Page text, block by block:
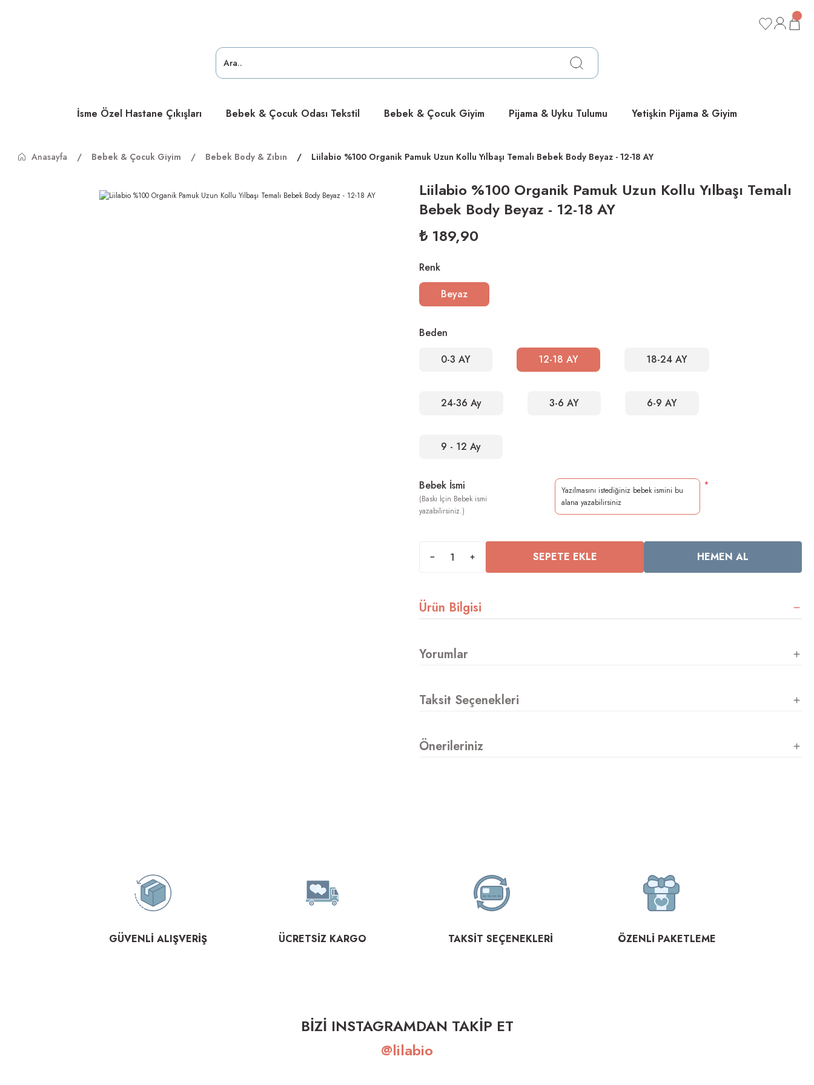
ücretsiz
İsme Özel Hastane Çıkışları Bebek & Çocuk Odası Tekstil Bebek & Çocuk Giyim Pijama & Uyku Tulumu Yetişkin Pijama & Giyim
Anasayfa Bebek & Çocuk Giyim Bebek Body & Zıbın Liilabio %100 Organik Pamuk Uzun Kollu Yılbaşı Temalı Bebek Body Beyaz - 12-18 AY
Liilabio %100 Organik Pamuk Uzun Kollu Yılbaşı Temalı
Bebek Body Beyaz - 12-18 AY
₺ 189,90
Renk
Beyaz
Beden
0-3 AY
12-18 AY 18-24 AY
24-36 Ay 3-6 AY 6-9 AY
9 - 12 Ay
Bebek İsmi *
SEPETE EKLE HEMEN AL
Ürün Bilgisi
Yorumlar
Taksit Seçenekleri
Önerileriniz
GÜVENLİ ALIŞVERİŞ ÜCRETSİZ KARGO TAKSİT SEÇENEKLERİ ÖZENLİ PAKETLEME
BİZİ INSTAGRAMDAN TAKİP ET
@lilabio